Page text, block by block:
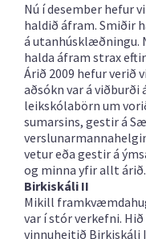
Nú í desember hefur
haldið áfram. Smiðir
á utanhúsklæðningu.
halda áfram strax
Árið 2009 hefur verið
aðsókn var á viðburði
leikskólabörn um
sumarsins, gestir á
vetur eða gestir á
og minna yfir allt árið.
Birkiskáli II
Mikill
var í stór verkefni.
vinnuheitið Birkiskáli